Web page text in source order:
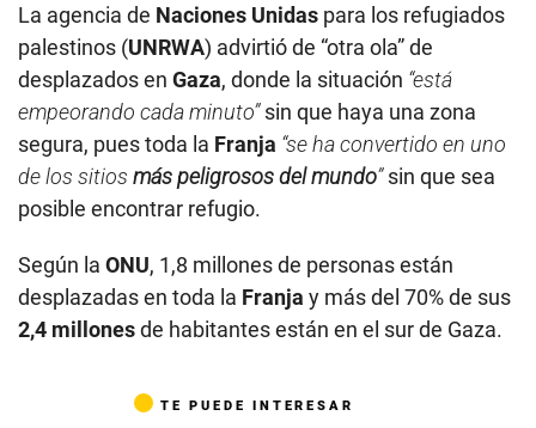
La agencia de Naciones Unidas para los refugiados
palestinos (UNRWA) advirtió de “otra ola” de
desplazados en Gaza, donde la situación “está
empeorando cada minuto”sin que haya una zona
segura, pues toda la Franja “se ha convertido en uno
de los sitios más peligrosos del mundo”sin que sea
posible encontrar refugio.
Según la ONU, 1,8 millones de personas están
desplazadas en toda la Franja y más del 70% de sus
2,4 millonesde habitantes están en el sur de Gaza.
TE PUEDE INTERESAR